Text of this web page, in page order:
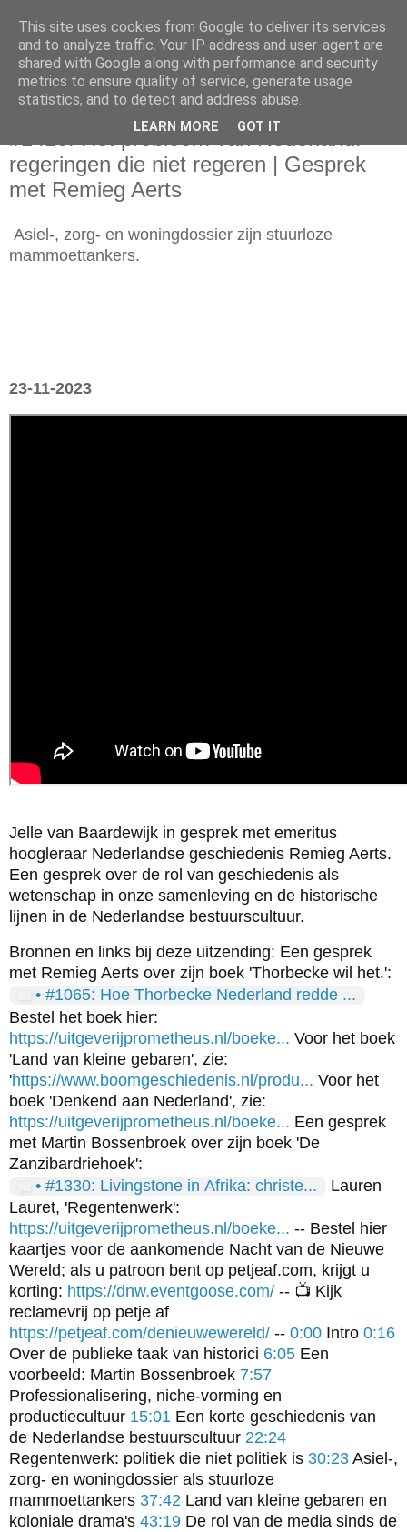
donderdag 23 november 2023
#1410: Het probleem van Nederland:
regeringen die niet regeren | Gesprek
met Remieg Aerts
Asiel-, zorg- en woningdossier zijn stuurloze
mammoettankers.
23-11-2023
Jelle van Baardewijk in gesprek met emeritus
hoogleraar Nederlandse geschiedenis Remieg Aerts.
Een gesprek over de rol van geschiedenis als
wetenschap in onze samenleving en de historische
lijnen in de Nederlandse bestuurscultuur.
Bronnen en links bij deze uitzending: Een gesprek
met Remieg Aerts over zijn boek 'Thorbecke wil het.':
• #1065: Hoe Thorbecke Nederland redde ...
Bestel het boek hier:
https://uitgeverijprometheus.nl/boeke... Voor het boek
'Land van kleine gebaren', zie:
'https://www.boomgeschiedenis.nl/produ... Voor het
boek 'Denkend aan Nederland', zie:
https://uitgeverijprometheus.nl/boeke... Een gesprek
met Martin Bossenbroek over zijn boek 'De
Zanzibardriehoek':
• #1330: Livingstone in Afrika: christe...
Lauren
Lauret, 'Regentenwerk':
https://uitgeverijprometheus.nl/boeke... -- Bestel hier
kaartjes voor de aankomende Nacht van de Nieuwe
Wereld; als u patroon bent op petjeaf.com, krijgt u
korting: https://dnw.eventgoose.com/ -- 📺 Kijk
reclamevrij op petje af
https://petjeaf.com/denieuwewereld/ -- 0:00 Intro 0:16
Over de publieke taak van historici 6:05 Een
voorbeeld: Martin Bossenbroek 7:57
Professionalisering, niche-vorming en
productiecultuur 15:01 Een korte geschiedenis van
de Nederlandse bestuurscultuur 22:24
Regentenwerk: politiek die niet politiek is 30:23 Asiel-,
zorg- en woningdossier als stuurloze
mammoettankers 37:42 Land van kleine gebaren en
koloniale drama's 43:19 De rol van de media sinds de
This site uses cookies from Google to deliver its services
and to analyze traffic. Your IP address and user-agent are
shared with Google along with performance and security
metrics to ensure quality of service, generate usage
statistics, and to detect and address abuse.
LEARN MORE GOT IT